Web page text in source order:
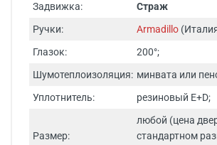
Задвижка:
Страж
Ручки:
Armadillo
Глазок:
200°;
Шумотеплоизоляция: минвата или
Уплотнитель:
резиновый E+D;
Размер:
любой (цена
стандартном